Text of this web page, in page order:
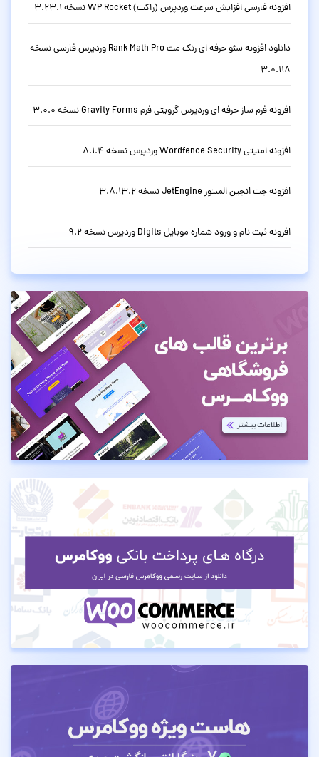
افزونه فارسی افزایش سرعت وردپرس (راکت) WP Rocket نسخه 3.23.1
دانلود افزونه سئو حرفه ای رنک مث Rank Math Pro وردپرس فارسی نسخه
3.0.118
افزونه فرم ساز حرفه ای وردپرس گرویتی فرم Gravity Forms نسخه 3.0.0
افزونه امنیتی Wordfence Security وردپرس نسخه 8.1.4
افزونه جت انجین المنتور JetEngine نسخه 3.8.13.2
افزونه ثبت نام و ورود شماره موبایل Digits وردپرس نسخه 9.2